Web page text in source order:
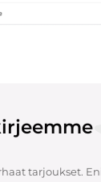
tarjoukset.